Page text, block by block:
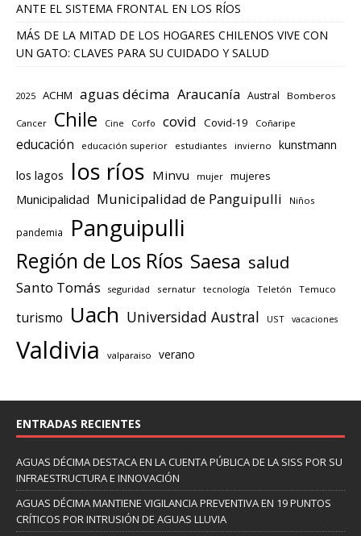
ANTE EL SISTEMA FRONTAL EN LOS RÍOS
MÁS DE LA MITAD DE LOS HOGARES CHILENOS VIVE CON
UN GATO: CLAVES PARA SU CUIDADO Y SALUD
2025 ACHM aguas décima Araucanía Austral Bomberos
Cancer Chile Cine Corfo covid Covid-19 Coñaripe
educación educación superior estudiantes invierno kunstmann
los lagos los ríos Minvu mujer mujeres
Municipalidad Municipalidad de Panguipulli Niños
pandemia Panguipulli
Región de Los Ríos Saesa salud
Santo Tomás seguridad sernatur tecnología Teletón Temuco
turismo Uach Universidad Austral UST vacaciones
Valdivia valparaiso verano
ENTRADAS RECIENTES
AGUAS DÉCIMA DESTACA EN LA CUENTA PÚBLICA DE LA SISS POR SU
INFRAESTRUCTURA E INNOVACIÓN
AGUAS DÉCIMA MANTIENE VIGILANCIA PREVENTIVA EN 19 PUNTOS
CRÍTICOS POR INTRUSIÓN DE AGUAS LLUVIA